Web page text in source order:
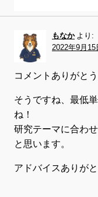
もなか より:
2022年9月15
コメントありがと
そうですね、最低
ね！
研究テーマに合わ
と思います。
アドバイスありが